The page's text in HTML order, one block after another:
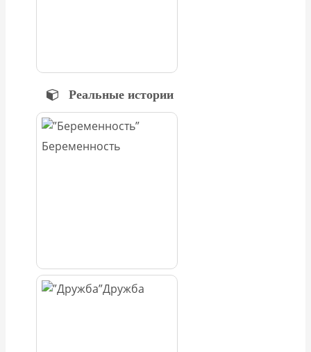
Реальные истории
Беременность
Дружба